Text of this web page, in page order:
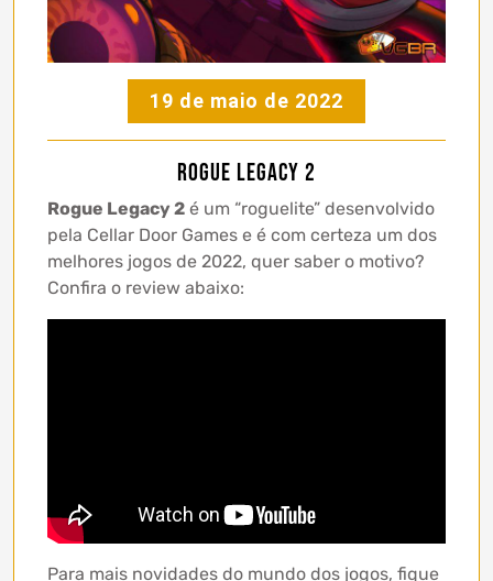
19 de maio de 2022
Rogue Legacy 2
Rogue Legacy 2 é um “roguelite” desenvolvido
pela Cellar Door Games e é com certeza um dos
melhores jogos de 2022, quer saber o motivo?
Confira o review abaixo:
Para mais novidades do mundo dos jogos, fique